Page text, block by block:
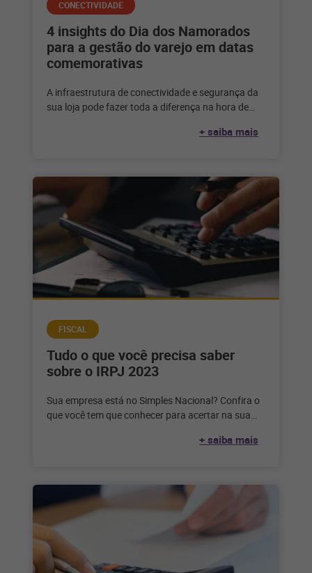
CONECTIVIDADE
4 insights do Dia dos Namorados
para a gestão do varejo em datas
comemorativas
A infraestrutura de conectividade e segurança da
sua loja pode fazer toda a diferença na hora de
+ saiba mais
FISCAL
Tudo o que você precisa saber
sobre o IRPJ 2023
Sua empresa está no Simples Nacional? Confira o
que você tem que conhecer para acertar na sua
+ saiba mais